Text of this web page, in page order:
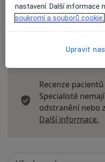
Přidejte
Recenze
Specialisté
odstranění nebo
Další informace.
nastavení. Další informace
soukromí a souborů cookie.
Upravit